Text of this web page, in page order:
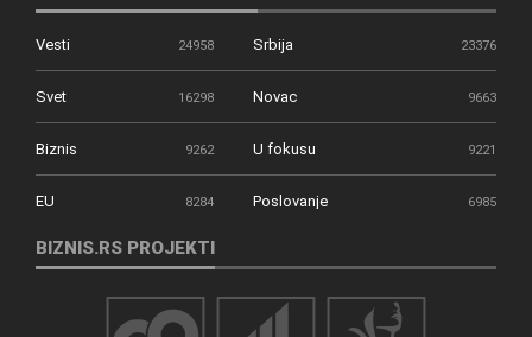
Vesti 24958 Srbija 23376
Svet 16298 Novac 9663
Biznis 9262 U fokusu 9221
EU 8284 Poslovanje 6985
BIZNIS.RS PROJEKTI